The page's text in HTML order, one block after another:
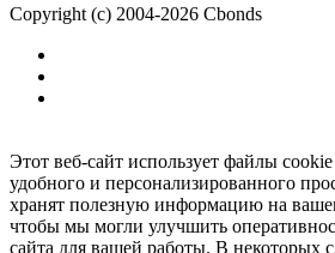
Пользовательское соглашение
Copyright (c) 2004-2026 Cbonds
Этот веб-сайт использует файлы